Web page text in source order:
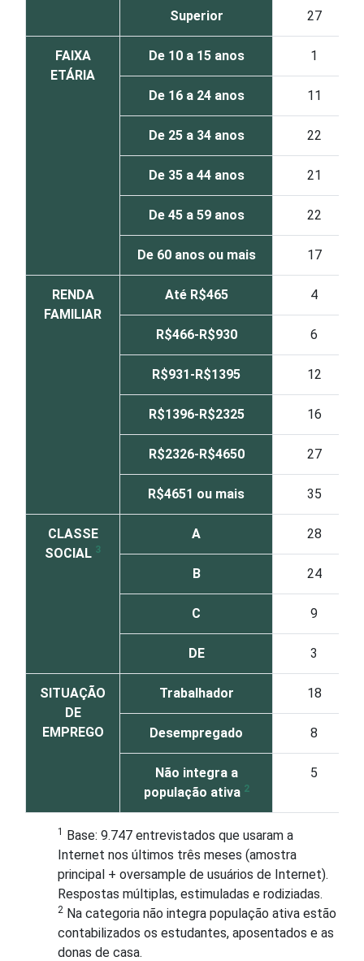
Superior 27
FAIXA
ETÁRIA
De 10 a 15 anos 1
De 16 a 24 anos 11
De 25 a 34 anos 22
De 35 a 44 anos 21
De 45 a 59 anos 22
De 60 anos ou mais 17
RENDA
FAMILIAR
Até R$465 4
R$466-R$930 6
R$931-R$1395 12
R$1396-R$2325 16
R$2326-R$4650 27
R$4651 ou mais 35
CLASSE
SOCIAL 3
A 28
B 24
C 9
DE 3
SITUAÇÃO
DE
EMPREGO
Trabalhador 18
Desempregado 8
Não integra a
população ativa 2
5
1 Base: 9.747 entrevistados que usaram a
Internet nos últimos três meses (amostra
principal + oversample de usuários de Internet).
Respostas múltiplas, estimuladas e rodiziadas.
2 Na categoria não integra população ativa estão
contabilizados os estudantes, aposentados e as
donas de casa.